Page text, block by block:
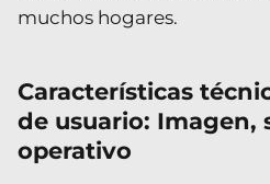
muchos hogares.
Características
de usuario: Imagen,
operativo